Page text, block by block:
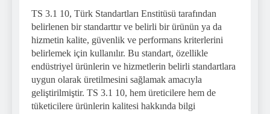
TS 3.1 10, Türk Standartları Enstitüsü tarafından
belirlenen bir standarttır ve belirli bir ürünün ya da
hizmetin kalite, güvenlik ve performans kriterlerini
belirlemek için kullanılır. Bu standart, özellikle
endüstriyel ürünlerin ve hizmetlerin belirli standartlara
uygun olarak üretilmesini sağlamak amacıyla
geliştirilmiştir. TS 3.1 10, hem üreticilere hem de
tüketicilere ürünlerin kalitesi hakkında bilgi